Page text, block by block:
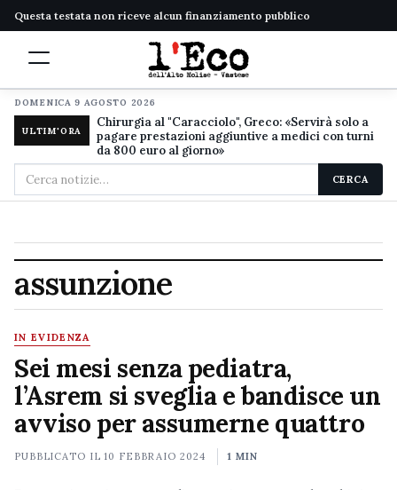
Questa testata non riceve alcun finanziamento pubblico
DOMENICA 9 AGOSTO 2026
ULTIM'ORA
Chirurgia al "Caracciolo", Greco: «Servirà solo a
pagare prestazioni aggiuntive a medici con turni
da 800 euro al giorno»
Cerca
nel
CERCA
assunzione
IN EVIDENZA
Sei mesi senza pediatra,
l’Asrem si sveglia e bandisce un
avviso per assumerne quattro
PUBBLICATO IL10 FEBBRAIO 2024 1 MIN